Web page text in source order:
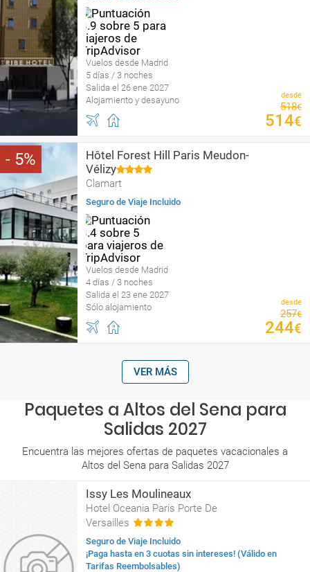
Vuelos desde Madrid
5 días / 3 noches
Salida el 26 ene 2027
Alojamiento y desayuno
desde
518€
514€
5
Hôtel Forest Hill Paris Meudon-
Vélizy
Clamart
Seguro de Viaje Incluido
Vuelos desde Madrid
4 días / 3 noches
Salida el 23 ene 2027
Sólo alojamiento
desde
257€
244€
VER MÁS
Paquetes a Altos del Sena para
Salidas 2027
Encuentra las mejores ofertas de paquetes vacacionales a
Altos del Sena para Salidas 2027
Issy Les Moulineaux
Hotel Oceania Paris Porte De
Versailles
Seguro de Viaje Incluido
¡Paga hasta en 3 cuotas sin intereses! (Válido en
Tarifas Reembolsables)